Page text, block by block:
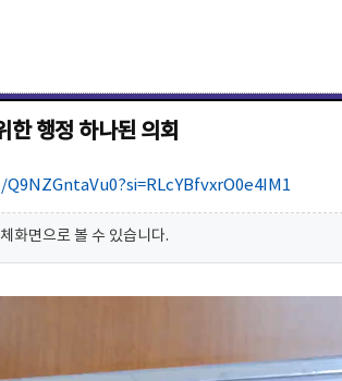
한 행정 하나된 의회
화면으로 볼 수 있습니다.